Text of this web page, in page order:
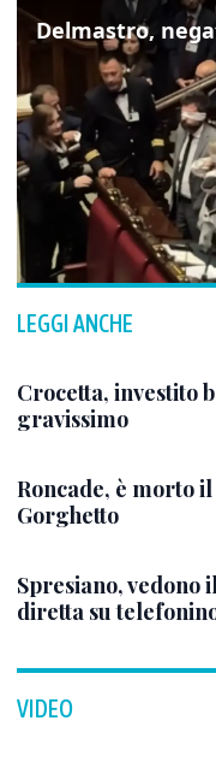
LEGGI ANCHE
Crocetta, investito
gravissimo
Roncade, è morto
Gorghetto
Spresiano, vedono
diretta su
VIDEO